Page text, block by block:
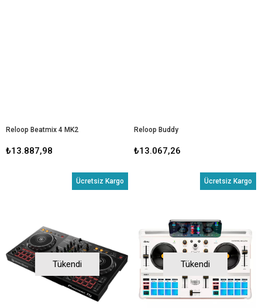
Reloop Beatmix 4 MK2
₺13.887,98
Reloop Buddy
₺13.067,26
Tükendi
Ücretsiz Kargo
Tükendi
Ücretsiz Kargo